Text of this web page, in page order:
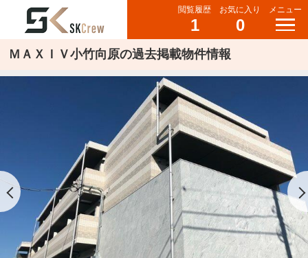
閲覧履歴
1
お気に入り
0
メニュー
ＭＡＸＩＶ小竹向原の過去掲載物件情報